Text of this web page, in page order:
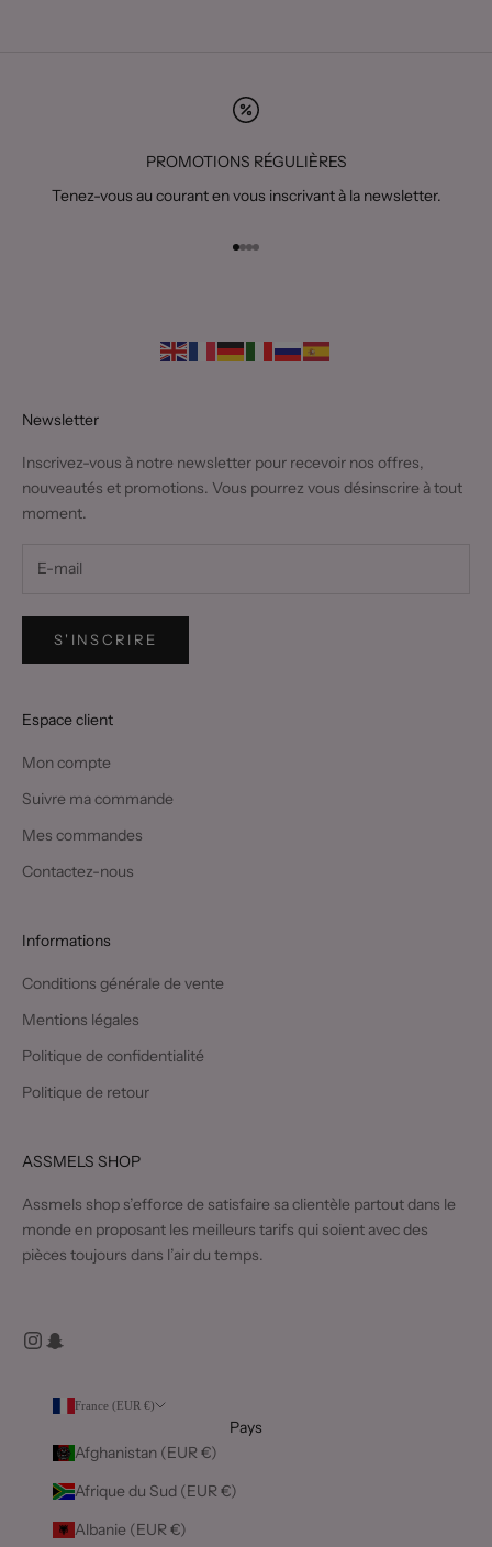
PROMOTIONS RÉGULIÈRES
Tenez-vous au courant en vous inscrivant à la newsletter.
Aller à l'élément 1
Aller à l'élément 2
Aller à l'élément 3
Aller à l'élément 4
Newsletter
Inscrivez-vous à notre newsletter pour recevoir nos offres,
nouveautés et promotions. Vous pourrez vous désinscrire à tout
moment.
S'INSCRIRE
Espace client
Mon compte
Suivre ma commande
Mes commandes
Contactez-nous
Informations
Conditions générale de vente
Mentions légales
Politique de confidentialité
Politique de retour
ASSMELS SHOP
Assmels shop s’efforce de satisfaire sa clientèle partout dans le
monde en proposant les meilleurs tarifs qui soient avec des
pièces toujours dans l’air du temps.
France (EUR €)
Pays
Afghanistan (EUR €)
Afrique du Sud (EUR €)
Albanie (EUR €)